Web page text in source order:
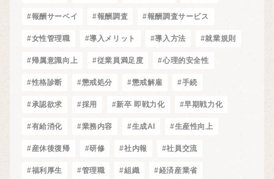
#報酬サーベイ #報酬調査 #報酬調査サービス
#女性管理職 #導入メリット #導入方法 #就業規則
#帰属意識向上 #従業員満足度 #心理的安全性
#性格診断 #懲戒処分 #懲戒解雇 #手続
#承認欲求 #採用 #新卒 即戦力化 #早期戦力化
#有給消化 #業務内容 #生成AI #生産性向上
#産休後復帰 #研修 #社内報 #社員交流
#福利厚生 #管理職 #組織 #経済産業省